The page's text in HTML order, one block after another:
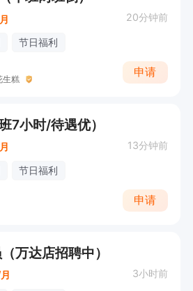
20分钟前
节日福利
生糕
申请
7小时/待遇优）
13分钟前
节日福利
申请
万达店招聘中）
3小时前